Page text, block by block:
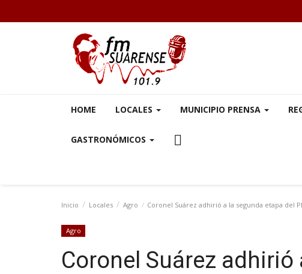
HOME LOCALES MUNICIPIO PRENSA
GASTRONÓMICOS
Inicio Locales Agro Coronel Suárez adhirió a la segunda etapa del
Agro
Coronel Suárez